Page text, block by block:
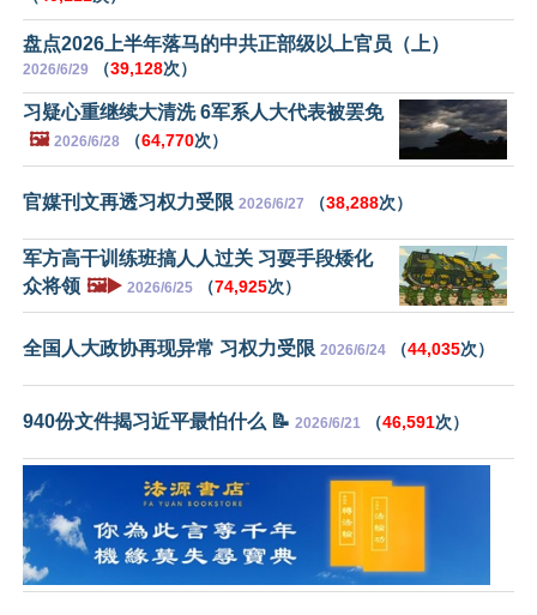
盘点2026上半年落马的中共正部级以上官员（上）
2026/6/29 （39,128次）
习疑心重继续大清洗 6军系人大代表被罢免
🖼️ 2026/6/28 （64,770次）
官媒刊文再透习权力受限 2026/6/27 （38,288次）
军方高干训练班搞人人过关 习耍手段矮化
众将领 🖼️▶️ 2026/6/25 （74,925次）
全国人大政协再现异常 习权力受限 2026/6/24 （44,035次）
940份文件揭习近平最怕什么 📝 2026/6/21 （46,591次）